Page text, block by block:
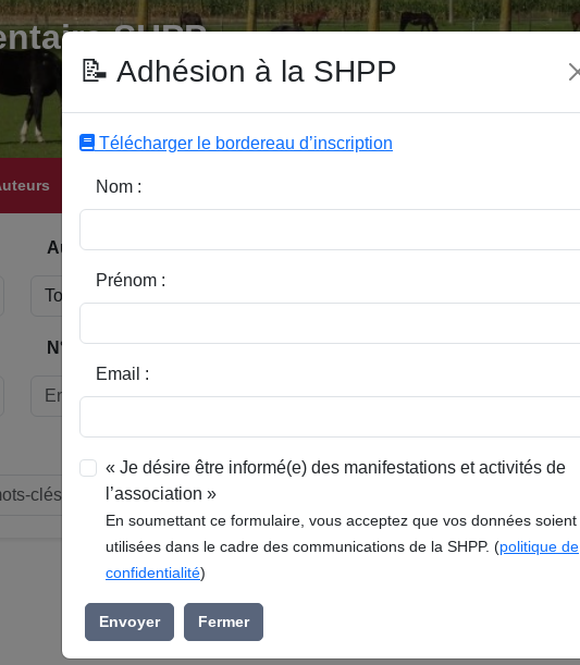
SHPP
Editeurs
Auteur : Rubrique :
N° Indice / Revue : Classer par :
📝 Adhésion à la SHPP
Télécharger le bordereau d’inscription
Nom :
Prénom :
Email :
« Je désire être informé(e) des manifestations et activités de
l’association »
En soumettant ce formulaire, vous acceptez que vos données soient
utilisées dans le cadre des communications de la SHPP. (politique de
confidentialité)
Envoyer Fermer